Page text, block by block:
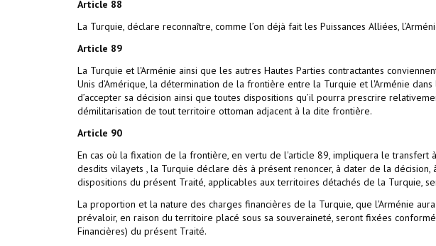
Article 88
La Turquie, déclare reconnaître, comme l’on déjà fait les Puissances Alliées,
Article 89
La Turquie et l'Arménie ainsi que les autres Hautes Parties contractantes
Unis d’Amérique, la détermination de la frontière entre la Turquie et l'Arménie
d’accepter sa décision ainsi que toutes dispositions qu’il pourra prescrire
démilitarisation de tout territoire ottoman adjacent à la dite frontière.
Article 90
En cas où la fixation de la frontière, en vertu de l'article 89, impliquera le
desdits vilayets , la Turquie déclare dès à présent renoncer, à dater de la
dispositions du présent Traité, applicables aux territoires détachés de la Turquie,
La proportion et la nature des charges financières de la Turquie, que l'Arménie
prévaloir, en raison du territoire placé sous sa souveraineté, seront fixées
Financières) du présent Traité.